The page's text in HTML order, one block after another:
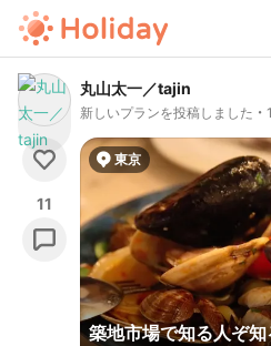
丸山太一／tajin
新しいプランを投稿しました
11
東京
築地市場で知る人ぞ知